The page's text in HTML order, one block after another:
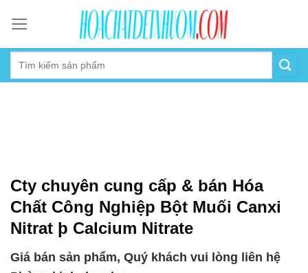
content
Cty chuyên cung cấp & bán Hóa
Chất Công Nghiệp Bột Muối Canxi
Nitrat þ Calcium Nitrate
Giá bán sản phẩm, Quý khách vui lòng liên hệ